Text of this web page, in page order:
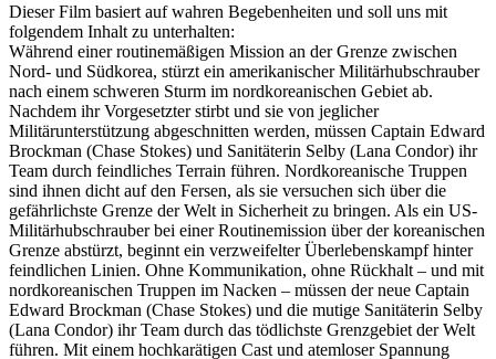
Dieser Film basiert auf wahren Begebenheiten und soll uns mit
folgendem Inhalt zu unterhalten:
Während einer routinemäßigen Mission an der Grenze zwischen
Nord- und Südkorea, stürzt ein amerikanischer Militärhubschrauber
nach einem schweren Sturm im nordkoreanischen Gebiet ab.
Nachdem ihr Vorgesetzter stirbt und sie von jeglicher
Militärunterstützung abgeschnitten werden, müssen Captain Edward
Brockman (Chase Stokes) und Sanitäterin Selby (Lana Condor) ihr
Team durch feindliches Terrain führen. Nordkoreanische Truppen
sind ihnen dicht auf den Fersen, als sie versuchen sich über die
gefährlichste Grenze der Welt in Sicherheit zu bringen. Als ein US-
Militärhubschrauber bei einer Routinemission über der koreanischen
Grenze abstürzt, beginnt ein verzweifelter Überlebenskampf hinter
feindlichen Linien. Ohne Kommunikation, ohne Rückhalt – und mit
nordkoreanischen Truppen im Nacken – müssen der neue Captain
Edward Brockman (Chase Stokes) und die mutige Sanitäterin Selby
(Lana Condor) ihr Team durch das tödlichste Grenzgebiet der Welt
führen. Mit einem hochkarätigen Cast und atemloser Spannung